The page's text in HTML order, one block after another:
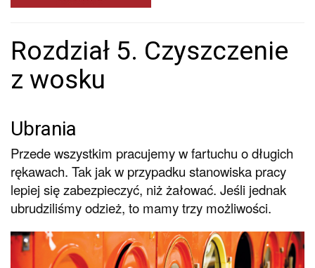
Rozdział 5. Czyszczenie
z wosku
Ubrania
Przede wszystkim pracujemy w fartuchu o długich
rękawach. Tak jak w przypadku stanowiska pracy
lepiej się zabezpieczyć, niż żałować. Jeśli jednak
ubrudziliśmy odzież, to mamy trzy możliwości.